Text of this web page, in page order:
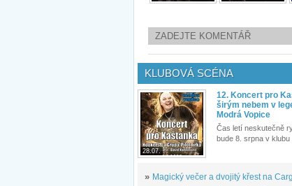
ZADEJTE KOMENTÁŘ
KLUBOVÁ SCÉNA
28.07.
12. Koncert pro
širým nebem v
Modrá Vopice
Čas letí neskutečně
bude 8. srpna v klubu
» Magický večer a dvojitý křest na